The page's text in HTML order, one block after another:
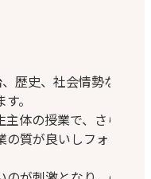
歴史、社会情勢な
。
体の授業で、さら
質が良いしフォロ